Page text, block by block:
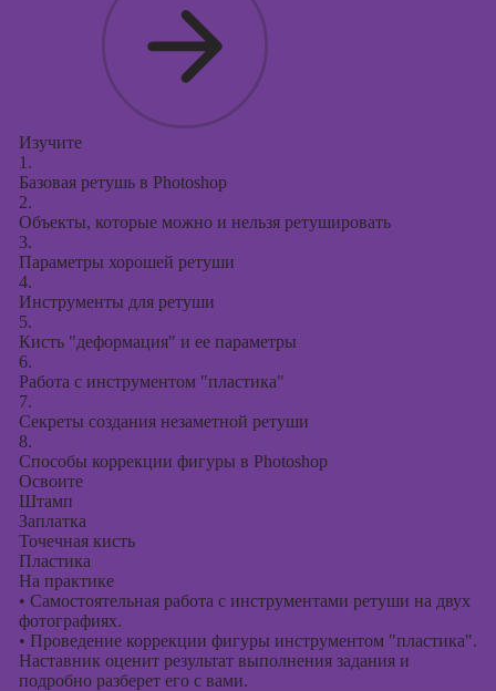
Изучите
1.
Базовая ретушь в Photoshop
2.
Объекты, которые можно и нельзя ретушировать
3.
Параметры хорошей ретуши
4.
Инструменты для ретуши
5.
Кисть "деформация" и ее параметры
6.
Работа с инструментом "пластика"
7.
Секреты создания незаметной ретуши
8.
Способы коррекции фигуры в Photoshop
Освоите
Штамп
Заплатка
Точечная кисть
Пластика
На практике
• Самостоятельная работа с инструментами ретуши на двух
фотографиях.
• Проведение коррекции фигуры инструментом "пластика".
Наставник оценит результат выполнения задания и
подробно разберет его с вами.